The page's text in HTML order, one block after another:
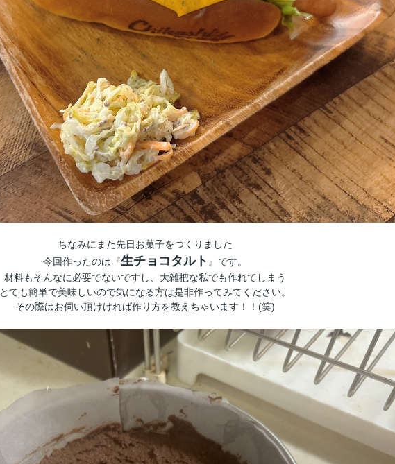
ちなみにまた先日お菓子をつくりました
今回作ったのは『生チョコタルト 』です。
材料もそんなに必要でないですし、大雑把な私でも作れてしまう
とても簡単で美味しいので気になる方は是非作ってみてください。
その際はお伺い頂けければ作り方を教えちゃいます！！(笑)